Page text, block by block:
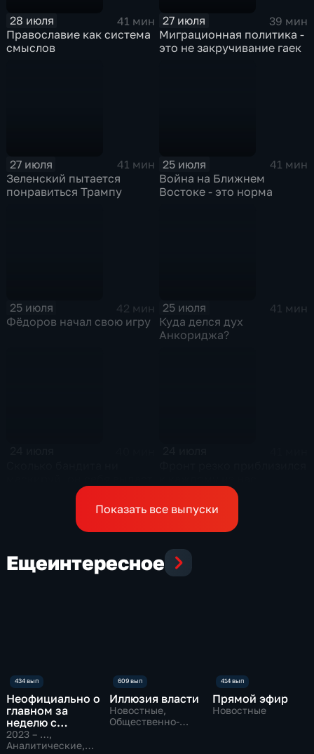
28 июля
41 мин
Православие как система
смыслов
27 июля
39 мин
Миграционная политика -
это не закручивание гаек
27 июля
41 мин
Зеленский пытается
понравиться Трампу
25 июля
41 мин
Война на Ближнем
Востоке - это норма
25 июля
42 мин
Фёдоров начал свою игру
25 июля
41 мин
Куда делся дух
Анкориджа?
Показать все выпуски
Ещеинтересное
Неофициально о
главном за
неделю с
Даниилом
Безсоновым
2023 – …,
Аналитические,
Иллюзия власти
Новостные,
Общественно-
Прямой эфир
Новостные